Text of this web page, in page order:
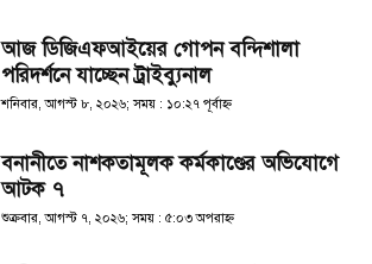
আজ ডিজিএফআইয়ের গোপন বন্দিশালা
পরিদর্শনে যাচ্ছেন ট্রাইব্যুনাল
শনিবার, আগস্ট ৮, ২০২৬; সময় : ১০:২৭ পূর্বাহ্ণ
বনানীতে নাশকতামূলক কর্মকাণ্ডের অভিযোগে
আটক ৭
শুক্রবার, আগস্ট ৭, ২০২৬; সময় : ৫:০৩ অপরাহ্ণ